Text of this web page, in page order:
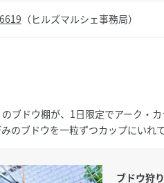
（ヒルズマルシェ事務局）
ブドウ棚が、1日限定でアーク・
のブドウを一粒ずつカップにいれ
ブドウ狩